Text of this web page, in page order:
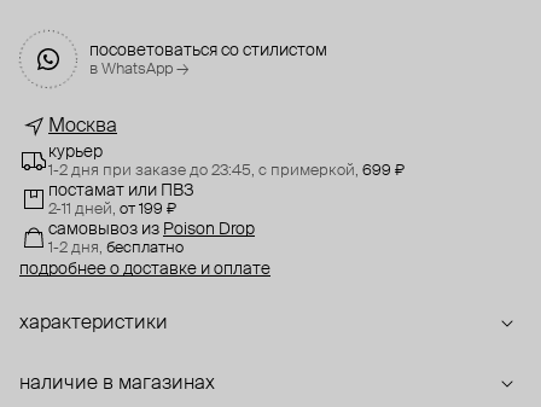
посоветоваться со стилистом
в WhatsApp →
Москва
курьер
1-2 дня при заказе до 23:45, с примеркой, 699 ₽
постамат или ПВЗ
2-11 дней, от 199 ₽
самовывоз из Poison Drop
1-2 дня, бесплатно
подробнее о доставке и оплате
характеристики
наличие в магазинах